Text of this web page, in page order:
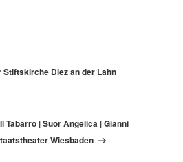
Diez an der Lahn
Tabarro | Suor Angelica | Gianni
Wiesbaden